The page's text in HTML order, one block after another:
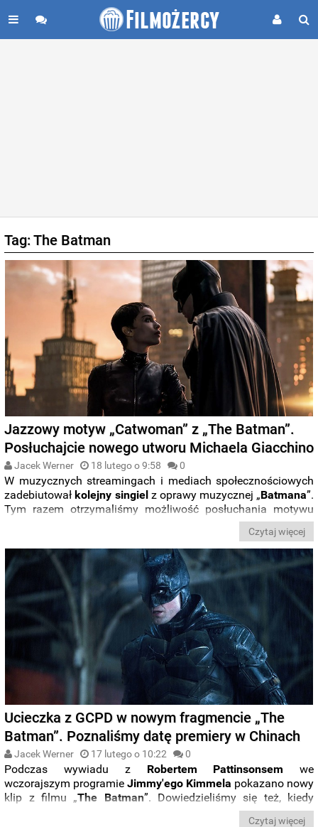
Tag: The Batman
Jazzowy motyw „Catwoman” z „The Batman”.
Posłuchajcie nowego utworu Michaela Giacchino
Jacek Werner 18 lutego o 9:58 0
W muzycznych streamingach i mediach społecznościowych
zadebiutowałkolejny singielz oprawy muzycznej „Batmana”.
Tym razem otrzymaliśmy możliwość posłuchania motywu
muzycznego opisującego najnowszą interpretacjęKobiety-
Czytaj więcej
Ucieczka z GCPD w nowym fragmencie „The
Batman”. Poznaliśmy datę premiery w Chinach
Jacek Werner 17 lutego o 10:22 0
Podczas wywiadu z Robertem Pattinsonsem we
wczorajszym programieJimmy'ego Kimmela pokazano nowy
klip z filmu „The Batman”. Dowiedzieliśmy się też, kiedy
Chinach.
Czytaj więcej